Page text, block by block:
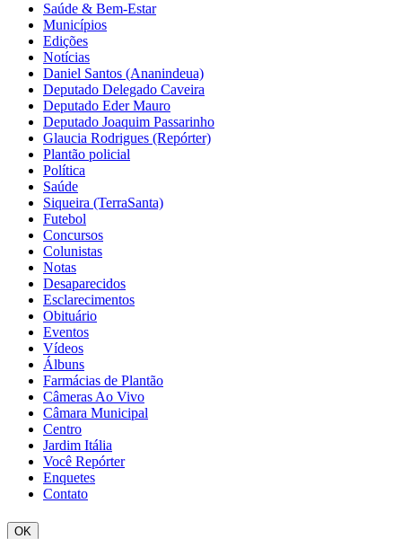
Saúde & Bem-Estar
Municípios
Edições
Notícias
Daniel Santos (Ananindeua)
Deputado Delegado Caveira
Deputado Eder Mauro
Deputado Joaquim Passarinho
Glaucia Rodrigues (Repórter)
Plantão policial
Política
Saúde
Siqueira (TerraSanta)
Futebol
Concursos
Colunistas
Notas
Desaparecidos
Esclarecimentos
Obituário
Eventos
Vídeos
Álbuns
Farmácias de Plantão
Câmeras Ao Vivo
Câmara Municipal
Centro
Jardim Itália
Você Repórter
Enquetes
Contato
OK